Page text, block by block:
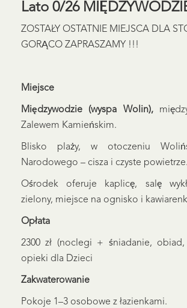
Lato 0/26
ZOSTAŁY OSTATNIE MIEJSCA DLA
GORĄCO ZAPRASZAMY !!!
Miejsce
Międzywodzie (wyspa Wolin),
Zalewem Kamieńskim.
Blisko plaży, w otoczeniu
Narodowego – cisza i czyste powietrze.
Ośrodek oferuje kaplicę, salę
zielony, miejsce na ognisko i
Opłata
2300 zł (noclegi + śniadanie,
opieki dla Dzieci
Zakwaterowanie
Pokoje 1–3 osobowe z łazienkami.